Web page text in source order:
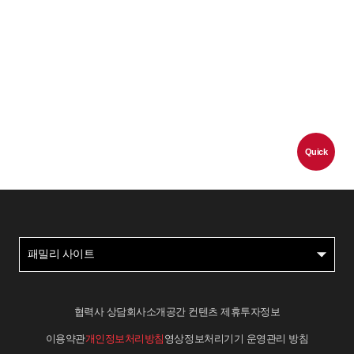
Quick
패밀리 사이트
협력사 상담회사소개 공간 컨텐츠 제휴투자정보
이용약관개인정보처리방침 영상정보처리기기 운영관리 방침